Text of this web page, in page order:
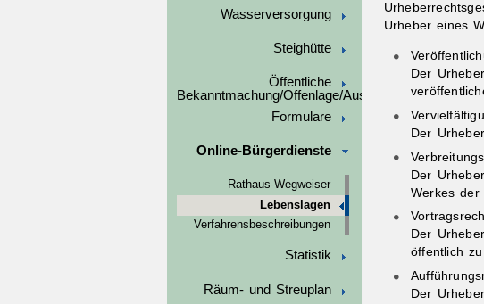
Wasserversorgung
Steighütte
Öffentliche
Bekanntmachung/Offenlage/Ausschreibungen
Formulare
Online-Bürgerdienste
Rathaus-Wegweiser
Lebenslagen
Verfahrensbeschreibungen
Statistik
Räum- und Streuplan
Urheber eines
Der
Der
Der
Werkes der
Der
öffentlich
Der